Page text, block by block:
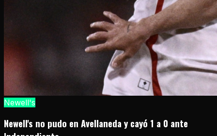
Newell's
Newell's no pudo en Avellaneda y cayó 1 a 0 ante